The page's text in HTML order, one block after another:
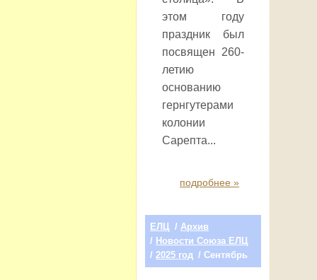
этом году
праздник был
посвящен 260-
летию
основанию
гернгутерами
колонии
Сарепта...
подробнее »
ЕЛЦ / Архив
/ Новости Союза ЕЛЦ
/ 2025 год / Сентябрь